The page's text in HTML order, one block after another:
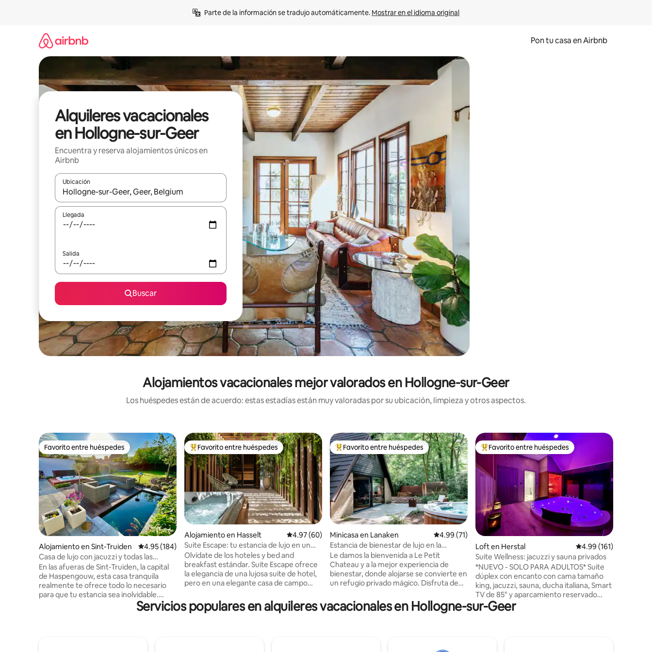
Parte de la información se tradujo automáticamente. Mostrar en el idioma original
Pon tu casa en Airbnb
Alquileres vacacionales
en Hollogne-sur-Geer
Encuentra y reserva alojamientos únicos en
Airbnb
Ubicación
Cuando los resultados estén disponibles, navega con las teclas de flecha hacia arriba y hacia abajo o explora con el tacto o desliza el dedo.
Llegada
Salida
Buscar
Alojamientos vacacionales mejor valorados en Hollogne-sur-Geer
Los huéspedes están de acuerdo: estas estadías están muy valoradas por su ubicación, limpieza y otros aspectos.
Favorito entre huéspedes
Favorito entre huéspedes
Alojamiento en Sint-Truiden Calificación promedio: 4.95 de 5, 184 reseñas
4.95 (184)
Casa de lujo con jacuzzi y todas las
comodidades
En las afueras de Sint-Truiden, la capital
de Haspengouw, esta casa tranquila
realmente te ofrece todo lo necesario
para que tu estancia sea inolvidable.
Disfruta de burbujas en el jacuzzi y
caliéntate junto al fuego. La televisión o
Favorito entre huéspedes preferido
Favorito entre huéspedes
Alojamiento en Hasselt Calificación promedio: 4.97 de 5, 60 reseñas
4.97 (60)
Suite Escape: tu estancia de lujo en un
centro de bienestar
Olvídate de los hoteles y bed and
breakfast estándar. Suite Escape ofrece
la elegancia de una lujosa suite de hotel,
pero en una elegante casa de campo
bienestar privado con sauna y jacuzzi,
elige sabrosos vinos o champán de la
Favorito entre huéspedes preferido
Favorito entre huéspedes
Minicasa en Lanaken Calificación promedio: 4.99 de 5, 71 reseñas
4.99 (71)
Estancia de bienestar de lujo en la
naturaleza cerca de Maastricht
Le damos la bienvenida a Le Petit
Chateau y a la mejor experiencia de
bienestar, donde alojarse se convierte en
un refugio privado mágico. Disfruta de
con más de 50 chorros de masaje y una
ducha a ras de suelo, además de una
Favorito entre huéspedes preferido
Favorito entre huéspedes
Loft en Herstal Calificación promedio:
4.99 (161)
Suite Wellness: jacuzzi y sauna privados
*NUEVO - SOLO PARA ADULTOS* Suite
dúplex con encanto con cama tamaño
king, jacuzzi, sauna, ducha italiana, Smart
TV de 85" y aparcamiento reservado
frente a la entrada 🅿️ Entrada/salida
autónoma a través de código digital
Servicios populares en alquileres vacacionales en Hollogne-sur-Geer